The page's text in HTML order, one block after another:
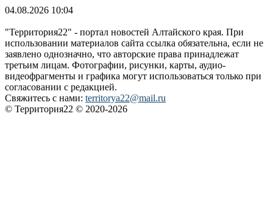
04.08.2026 10:04
"Территория22" - портал новостей Алтайского края. При
использовании материалов сайта ссылка обязательна, если не
заявлено однозначно, что авторские права принадлежат
третьим лицам. Фотографии, рисунки, карты, аудио-
видеофрагменты и графика могут использоваться только при
согласовании с редакцией.
Свяжитесь с нами: territorya22@mail.ru
© Территория22 © 2020-2026